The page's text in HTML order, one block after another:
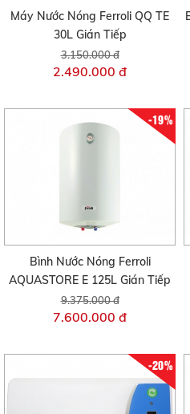
Máy Nước Nóng Ferroli QQ TE
30L Gián Tiếp
3.150.000 đ
2.490.000 đ
-19%
Bình Nước Nóng Ferroli
AQUASTORE E 125L Gián Tiếp
9.375.000 đ
7.600.000 đ
-20%